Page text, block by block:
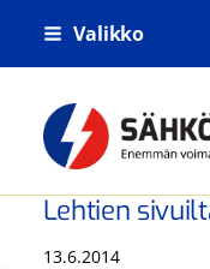
Siirry
sivun
sisältöön
Valikko
Lehtien
13.6.2014